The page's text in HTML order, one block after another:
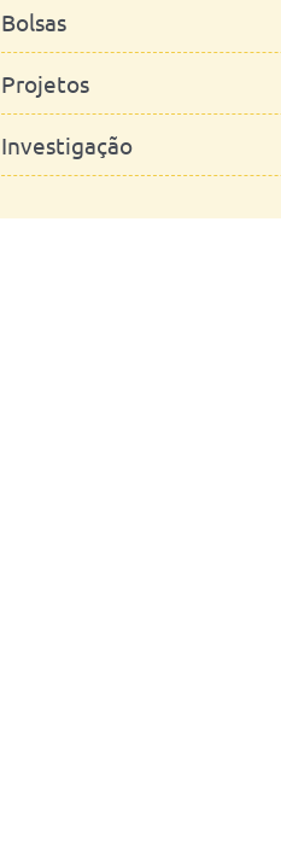
Bolsas
Projetos
Investigação